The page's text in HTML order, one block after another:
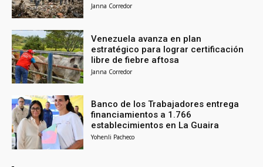
Janna Corredor
Venezuela avanza en plan
estratégico para lograr certificación
libre de fiebre aftosa
Janna Corredor
Banco de los Trabajadores entrega
financiamientos a 1.766
establecimientos en La Guaira
Yohenli Pacheco